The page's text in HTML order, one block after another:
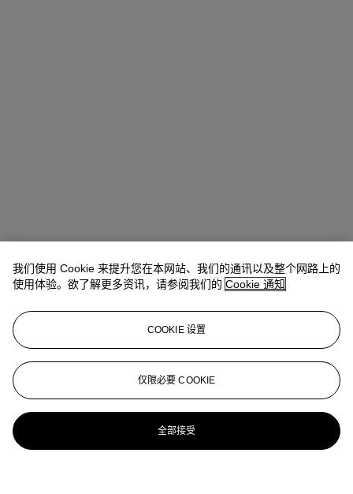
我们使用 Cookie 来提升您在本网站、我们的通讯以及整个网路上的
使用体验。欲了解更多资讯，请参阅我们的 Cookie 通知
COOKIE 设置
仅限必要 COOKIE
全部接受